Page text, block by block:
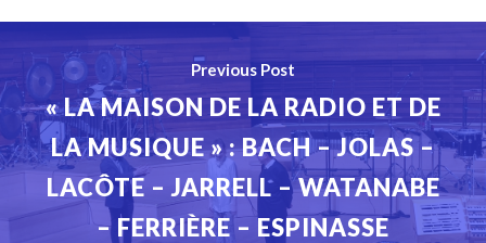
Previous Post
« LA MAISON DE LA RADIO ET DE
LA MUSIQUE » : BACH – JOLAS –
LACÔTE – JARRELL – WATANABE
– FERRIÈRE – ESPINASSE